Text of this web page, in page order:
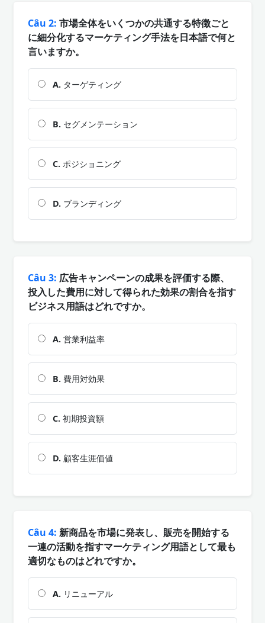
Câu 2: 市場全体をいくつかの共通する特徴ごと
に細分化するマーケティング手法を日本語で何と
言いますか。
A. ターゲティング
B. セグメンテーション
C. ポジショニング
D. ブランディング
Câu 3: 広告キャンペーンの成果を評価する際、
投入した費用に対して得られた効果の割合を指す
ビジネス用語はどれですか。
A. 営業利益率
B. 費用対効果
C. 初期投資額
D. 顧客生涯価値
Câu 4: 新商品を市場に発表し、販売を開始する
一連の活動を指すマーケティング用語として最も
適切なものはどれですか。
A. リニューアル